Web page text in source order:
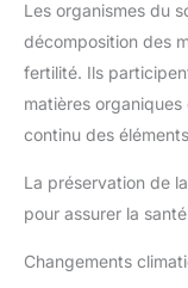
Les organismes du
décomposition des
fertilité. Ils
matières
continu des
La préservation de
pour assurer la
Changements